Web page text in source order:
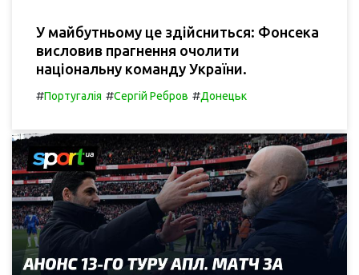
У майбутньому це здійсниться: Фонсека
висловив прагнення очолити
національну команду України.
#Португалія #Сергій Ребров #Донецьк